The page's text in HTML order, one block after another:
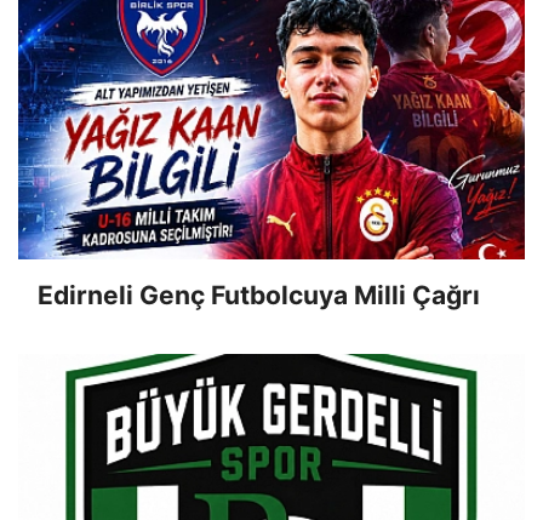
Edirneli Genç Futbolcuya Milli Çağrı